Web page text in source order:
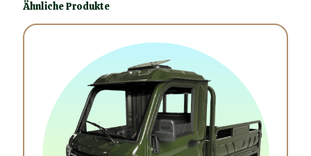
Ähnliche Produkte